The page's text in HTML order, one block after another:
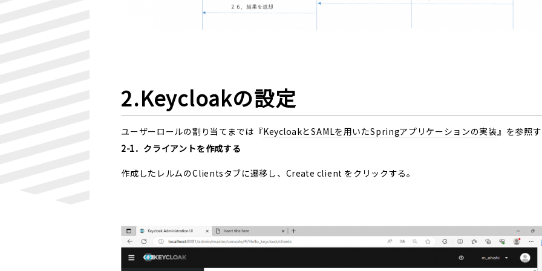
2.Keycloakの設定
ユーザーロールの割り当てまでは『KeycloakとSAMLを用いたSpringアプリケーションの実装』を参照
2-1．クライアントを作成する
作成したレルムのClientsタブに遷移し、Create client をクリックする。